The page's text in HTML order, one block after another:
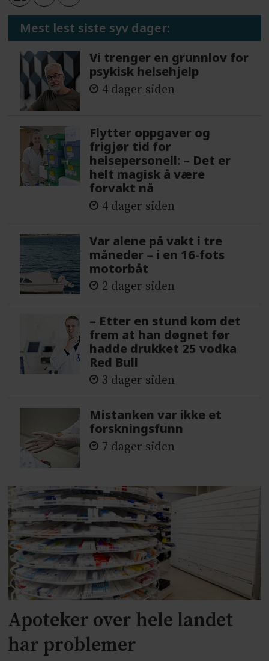
Mest lest siste syv dager:
Vi trenger en grunnlov for
psykisk helsehjelp
4 dager siden
Flytter oppgaver og
frigjør tid for
helsepersonell: – Det er
helt magisk å være
forvakt nå
4 dager siden
Var alene på vakt i tre
måneder – i en 16-fots
motorbåt
2 dager siden
– Etter en stund kom det
frem at han døgnet før
hadde drukket 25 vodka
Red Bull
3 dager siden
Mistanken var ikke et
forskningsfunn
7 dager siden
Apoteker over hele landet
har problemer